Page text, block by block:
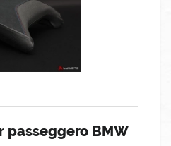
passeggero BMW